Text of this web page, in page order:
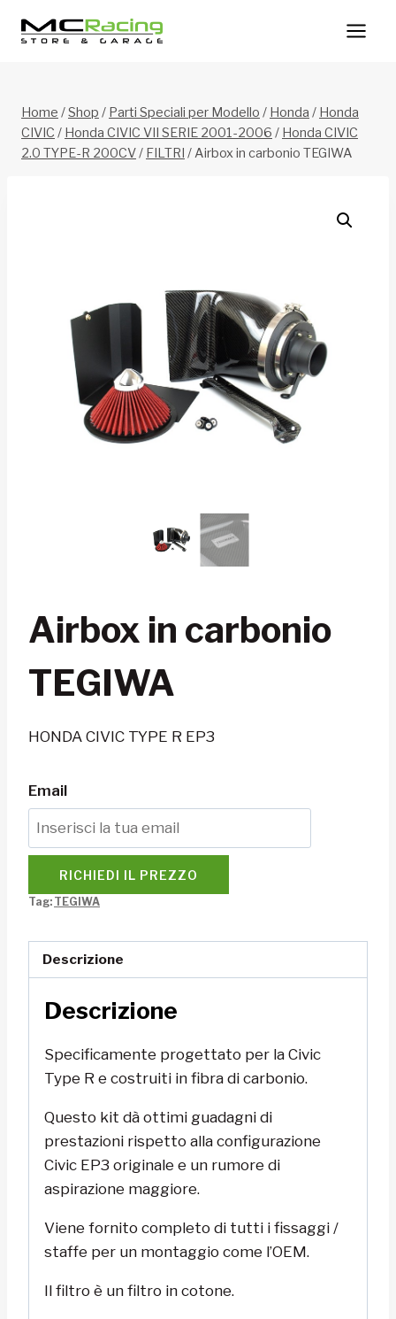
Home /Shop / Parti Speciali per Modello / Honda / Honda
CIVIC / Honda CIVIC VII SERIE 2001-2006 / Honda CIVIC
2.0 TYPE-R 200CV/ FILTRI /Airbox in carbonio TEGIWA
Airbox in carbonio
TEGIWA
HONDA CIVIC TYPE R EP3
Email
RICHIEDI IL PREZZO
Tag: TEGIWA
Descrizione
Descrizione
Specificamente progettato per la Civic
Type R e costruiti in fibra di carbonio.
Questo kit dà ottimi guadagni di
prestazioni rispetto alla configurazione
Civic EP3 originale e un rumore di
aspirazione maggiore.
Viene fornito completo di tutti i fissaggi /
staffe per un montaggio come l’OEM.
Il filtro è un filtro in cotone.